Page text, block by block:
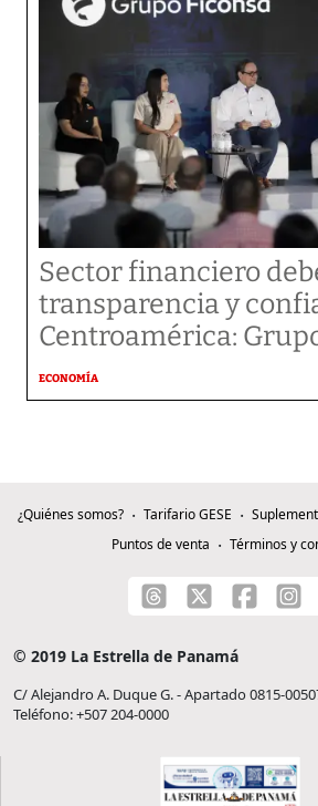
Sector financiero
transparencia y
Centroamérica:
ECONOMÍA
¿Quiénes somos? Tarifario GESE
Puntos de venta
Términos y
© 2019 La Estrella de Panamá
C/ Alejandro A. Duque G. - Apartado 0815-
Teléfono: +507 204-0000